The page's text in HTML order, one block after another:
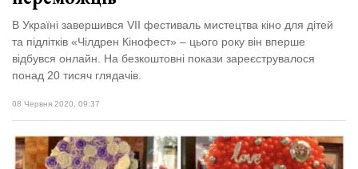
В Україні завершився VII фестиваль мистецтва кіно для дітей
та підлітків «Чілдрен Кінофест» – цього року він вперше
відбувся онлайн. На безкоштовні покази зареєструвалося
понад 20 тисяч глядачів.
08 Червня 2020, 09:37